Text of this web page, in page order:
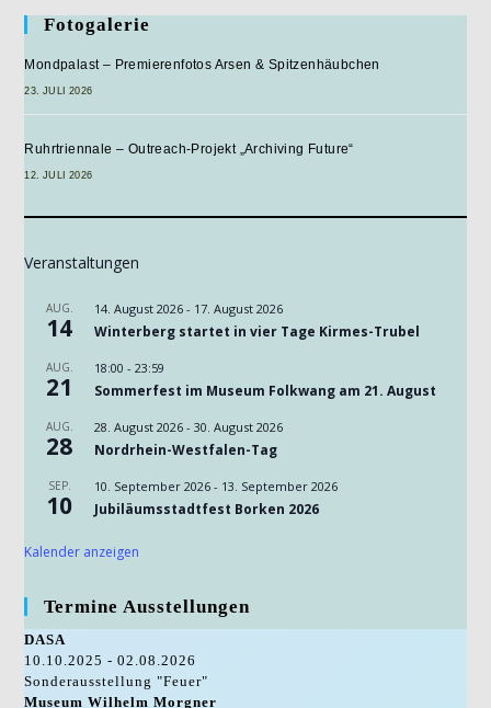
Fotogalerie
Mondpalast – Premierenfotos Arsen & Spitzenhäubchen
23. JULI 2026
Ruhrtriennale – Outreach-Projekt „Archiving Future“
12. JULI 2026
Veranstaltungen
AUG.
14
14. August 2026 - 17. August 2026
Winterberg startet in vier Tage Kirmes-Trubel
AUG.
21
18:00 -23:59
Sommerfest im Museum Folkwang am 21. August
AUG.
28
28. August 2026 -30. August 2026
Nordrhein-Westfalen-Tag
SEP.
10
10. September 2026 - 13. September 2026
Jubiläumsstadtfest Borken 2026
Kalender anzeigen
Termine Ausstellungen
DASA
10.10.2025 - 02.08.2026
Sonderausstellung "Feuer"
Museum Wilhelm Morgner